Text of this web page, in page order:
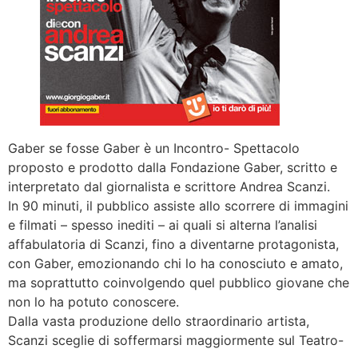
Gaber se fosse Gaber è un Incontro- Spettacolo
proposto e prodotto dalla Fondazione Gaber, scritto e
interpretato dal giornalista e scrittore Andrea Scanzi.
In 90 minuti, il pubblico assiste allo scorrere di immagini
e filmati – spesso inediti – ai quali si alterna l’analisi
affabulatoria di Scanzi, fino a diventarne protagonista,
con Gaber, emozionando chi lo ha conosciuto e amato,
ma soprattutto coinvolgendo quel pubblico giovane che
non lo ha potuto conoscere.
Dalla vasta produzione dello straordinario artista,
Scanzi sceglie di soffermarsi maggiormente sul Teatro-